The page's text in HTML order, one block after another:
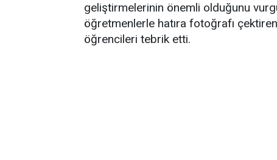
geliştirmelerinin önemli olduğunu
öğretmenlerle hatıra fotoğrafı çektiren
öğrencileri tebrik etti.